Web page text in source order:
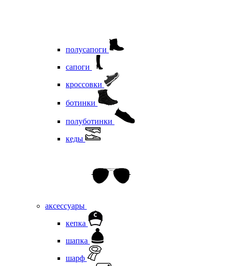
полусапоги
сапоги
кроссовки
ботинки
полуботинки
кеды
аксессуары
кепка
шапка
шарф